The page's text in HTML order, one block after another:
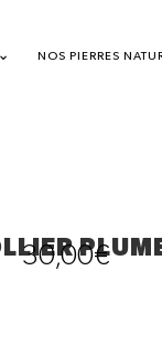
NOS PIERRES
30,00€